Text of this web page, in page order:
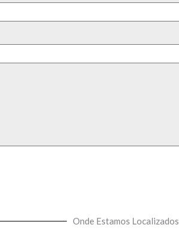
Onde Estamos Localizados